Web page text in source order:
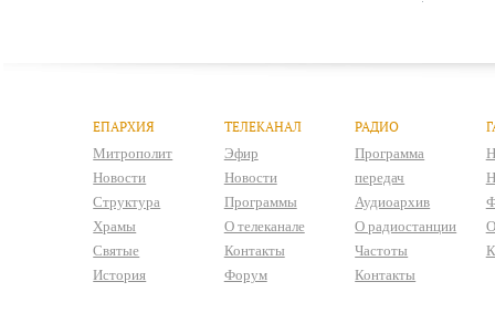
ЕПАРХИЯ
Митрополит
Новости
Структура
Храмы
Святые
История
ТЕЛЕКАНАЛ
Эфир
Новости
Программы
О телеканале
Контакты
Форум
РАДИО
Программа
передач
Аудиоархив
О радиостанции
Частоты
Контакты